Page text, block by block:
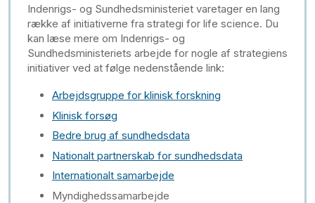
Indenrigs- og Sundhedsministeriet varetager en lang
række af initiativerne fra strategi for life science. Du
kan læse mere om Indenrigs- og
Sundhedsministeriets arbejde for nogle af strategiens
initiativer ved at følge nedenstående link:
Arbejdsgruppe for klinisk forskning
Klinisk forsøg
Bedre brug af sundhedsdata
Nationalt partnerskab for sundhedsdata
Internationalt samarbejde
Myndighedssamarbejde